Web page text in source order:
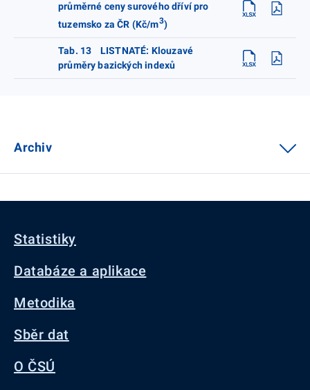
průměrné ceny surového dříví pro
tuzemsko za ČR (Kč/m3)
Tab. 13 LISTNATÉ: Klouzavé
průměry bazických indexů
Archiv
Statistiky
Databáze a aplikace
Metodika
Sběr dat
O ČSÚ